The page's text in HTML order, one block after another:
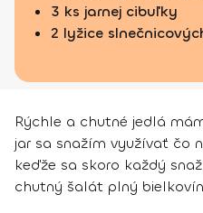
3 ks jarnej cibuľky
2 lyžice
Rýchle a chutné jedlá
jar sa snažím využívať čo
keďže sa skoro každý
chutný šalát plný